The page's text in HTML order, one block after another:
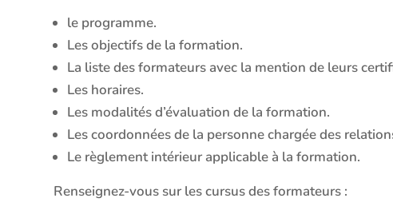
le programme.
Les objectifs de la formation.
La liste des formateurs avec la mention de leurs
Les horaires.
Les modalités d’évaluation de la formation.
Les coordonnées de la personne chargée des
Le règlement intérieur applicable à la formation.
Renseignez-vous sur les cursus des formateurs :